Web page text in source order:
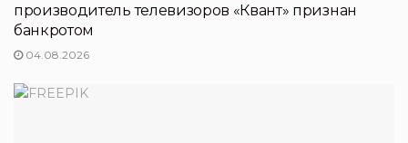
производитель телевизоров «Квант» признан
банкротом
04.08.2026